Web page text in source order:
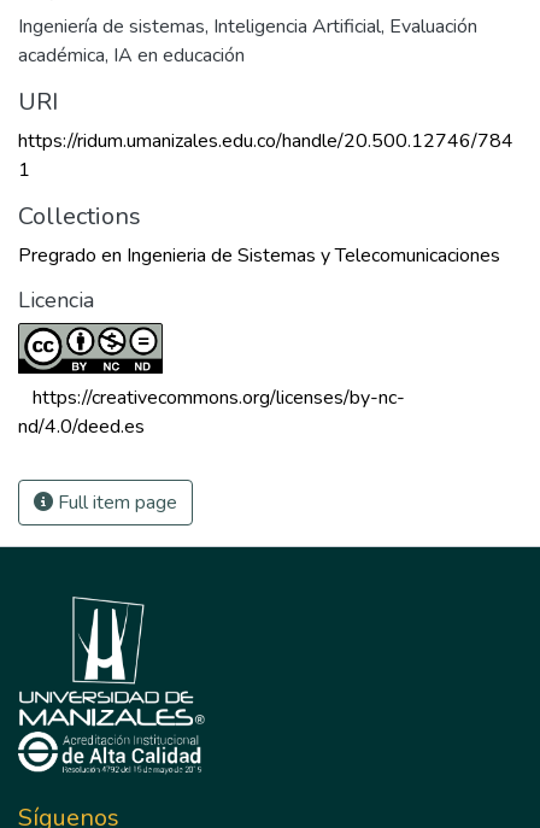
Ingeniería de sistemas, Inteligencia Artificial, Evaluación
académica, IA en educación
URI
https://ridum.umanizales.edu.co/handle/20.500.12746/784
1
Collections
Pregrado en Ingenieria de Sistemas y Telecomunicaciones
Licencia
https://creativecommons.org/licenses/by-nc-
nd/4.0/deed.es
Full item page
Síguenos